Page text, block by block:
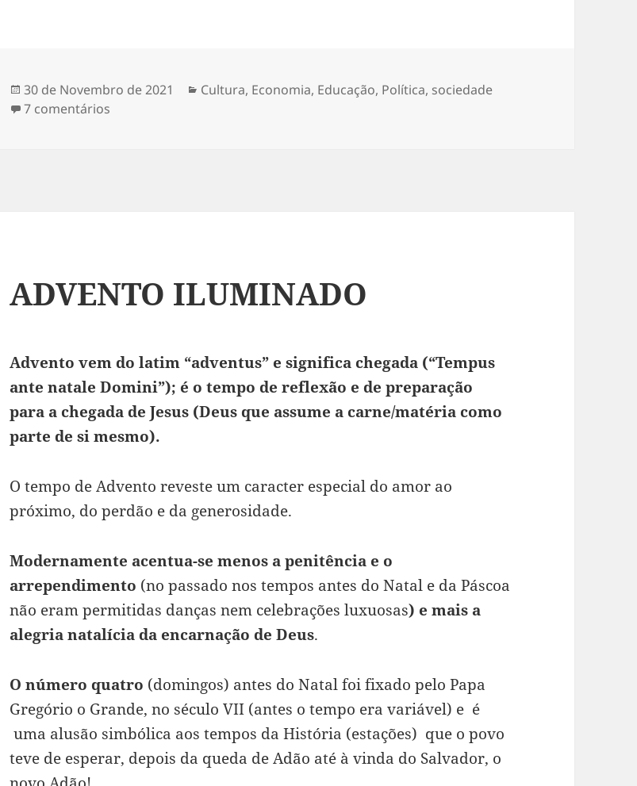
Publicado
a
30 de Novembro de 2021 Categorias
Cultura, Economia, Educação, Política, sociedade
7 comentários
ADVENTO ILUMINADO
Advento vem do latim “adventus” e significa chegada (“Tempus
ante natale Domini”); é o tempo de reflexão e de preparação
para a chegada de Jesus (Deus que assume a carne/matéria como
parte de si mesmo).
O tempo de Advento reveste um caracter especial do amor ao
próximo, do perdão e da generosidade.
Modernamente acentua-se menos a penitência e o
arrependimento (no passado nos tempos antes do Natal e da Páscoa
não eram permitidas danças nem celebrações luxuosas) e mais a
alegria natalícia da encarnação de Deus.
O número quatro (domingos) antes do Natal foi fixado pelo Papa
Gregório o Grande, no século VII (antes o tempo era variável) e é
uma alusão simbólica aos tempos da História (estações) que o povo
teve de esperar, depois da queda de Adão até à vinda do Salvador, o